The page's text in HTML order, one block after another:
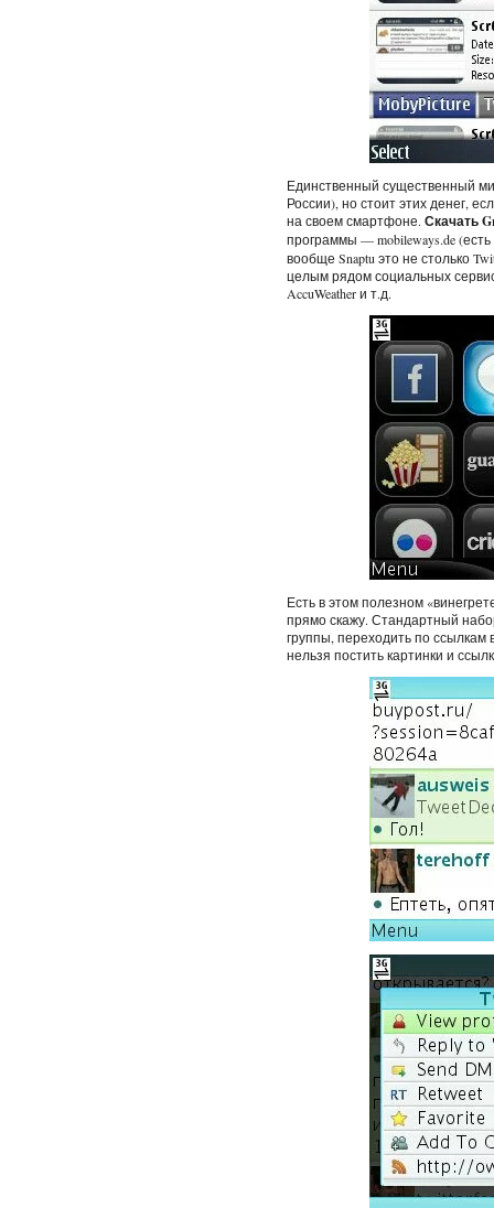
Единственный существенный
России), но стоит этих денег,
на своем смартфоне. Скачать
программы — mobileways.de
вообще Snaptu это не столько
целым рядом социальных
AccuWeather и т.д.
Есть в этом полезном
прямо скажу. Стандартный
группы, переходить по
нельзя постить картинки и